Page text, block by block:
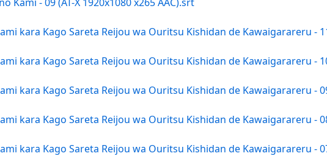
kara Kago Sareta Reijou wa Ouritsu Kishidan de Kawaigarareru -
kara Kago Sareta Reijou wa Ouritsu Kishidan de Kawaigarareru -
kara Kago Sareta Reijou wa Ouritsu Kishidan de Kawaigarareru -
kara Kago Sareta Reijou wa Ouritsu Kishidan de Kawaigarareru -
kara Kago Sareta Reijou wa Ouritsu Kishidan de Kawaigarareru -